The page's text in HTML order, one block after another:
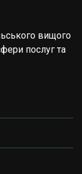
вищого
послуг та